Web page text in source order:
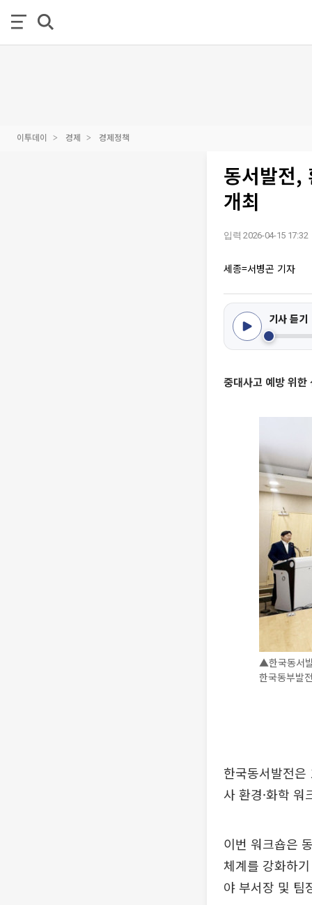
이투데이 경제 경제정책
동서발전,
개최
입력 2026-04-15 17:32
세종=서병곤 기자
기사 듣기
중대사고 예방 위한
▲한국동서
한국동부발
한국동서발전은
사 환경·화학
이번 워크숍은
체계를 강화하
야 부서장 및 팀